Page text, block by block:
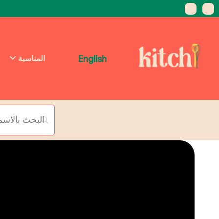
English المناسبة